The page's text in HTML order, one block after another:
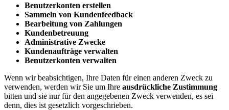
Benutzerkonten erstellen
Sammeln von Kundenfeedback
Bearbeitung von Zahlungen
Kundenbetreuung
Administrative Zwecke
Kundenaufträge verwalten
Benutzerkonten verwalten
Wenn wir beabsichtigen, Ihre Daten für einen anderen Zweck zu
verwenden, werden wir Sie um Ihre ausdrückliche Zustimmung
bitten und sie nur für den angegebenen Zweck verwenden, es sei
denn, dies ist gesetzlich vorgeschrieben.